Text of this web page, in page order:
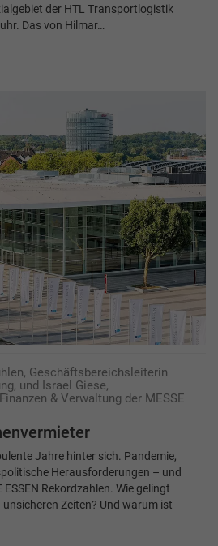
der HTL Transportlogistik
Das von Hilmar…
Geschäftsbereichsleiterin
und Israel Giese,
& Verwaltung der MESSE
Jahre hinter sich. Pandemie,
Herausforderungen – und
Rekordzahlen. Wie gelingt
Zeiten? Und warum ist